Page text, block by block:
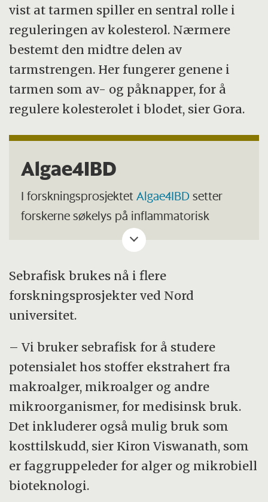
vist at tarmen spiller en sentral rolle i
reguleringen av kolesterol. Nærmere
bestemt den midtre delen av
tarmstrengen. Her fungerer genene i
tarmen som av- og påknapper, for å
regulere kolesterolet i blodet, sier Gora.
Algae4IBD
I forskningsprosjektetAlgae4IBD setter
forskerne søkelys på inflammatorisk
tarmsykdom. Det omfatter Crohns sykdom
Adnan Goras forskning har vært finansiert
av Netaji Subhas-ICAR international
Universitet.
Sebrafisk brukes nå i flere
forskningsprosjekter ved Nord
universitet.
– Vi bruker sebrafisk for å studere
potensialet hos stoffer ekstrahert fra
makroalger, mikroalger og andre
mikroorganismer, for medisinsk bruk.
Det inkluderer også mulig bruk som
kosttilskudd, sier Kiron Viswanath, som
er faggruppeleder for alger og mikrobiell
bioteknologi.